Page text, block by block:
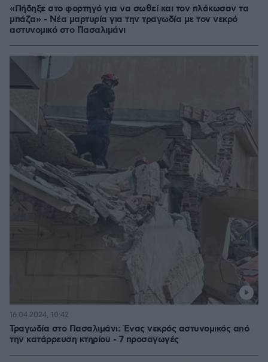
«Πήδηξε στο φορτηγό για να σωθεί και τον πλάκωσαν τα
μπάζα» - Νέα μαρτυρία για την τραγωδία με τον νεκρό
αστυνομικό στο Πασαλιμάνι
Τραγωδία στο Πασαλιμάνι: Ένας νεκρός αστυνομικός από
την κατάρρευση κτηρίου - 7 προσαγωγές
16.04.2024, 10:42